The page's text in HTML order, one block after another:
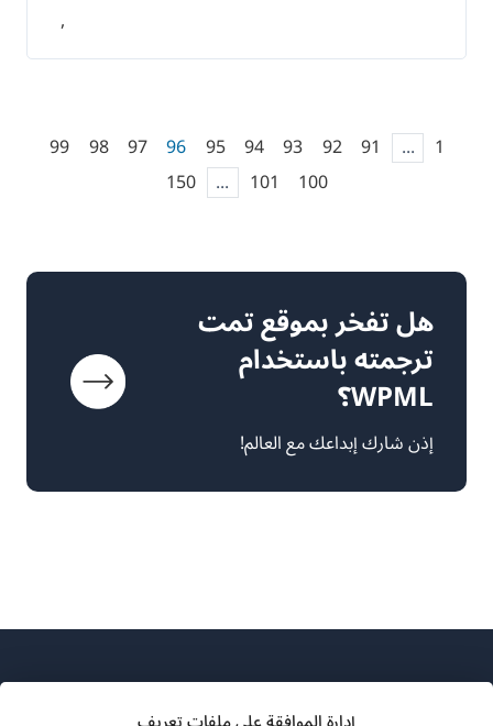
,
1
...
91
92
93
94
95
96
97
98
99
100
101
...
150
هل تفخر بموقع تمت
ترجمته باستخدام
WPML؟
إذن شارك إبداعك مع العالم!